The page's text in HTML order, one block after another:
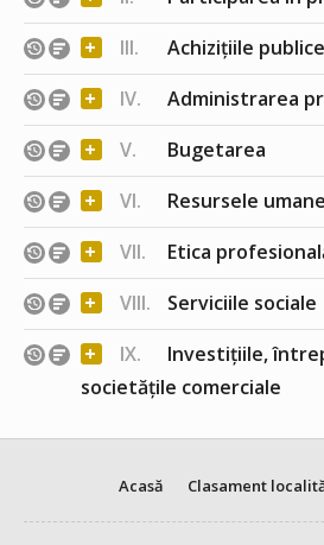
+ III. Achizițiile publice
+ IV. Administrarea
+ V. Bugetarea
+ VI. Resursele umane
+ VII. Etica
+ VIII. Serviciile sociale
+ IX.
Investițiile,
societățile comerciale
Acasă Clasament